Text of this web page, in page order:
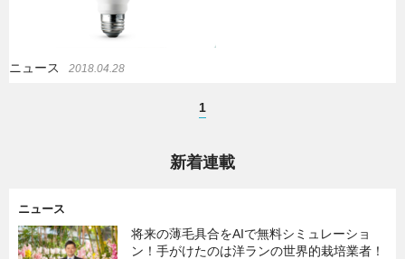
ニュース 2018.04.28
1
新着連載
ニュース
将来の薄毛具合をAIで無料シミュレーショ
ン！手がけたのは洋ランの世界的栽培業者！